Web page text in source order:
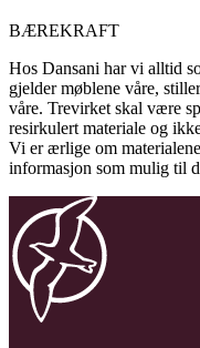
BÆREKRAFT
Hos Dansani har vi alltid
gjelder møblene våre,
våre. Trevirket skal være
resirkulert materiale og
Vi er ærlige om
informasjon som mulig til